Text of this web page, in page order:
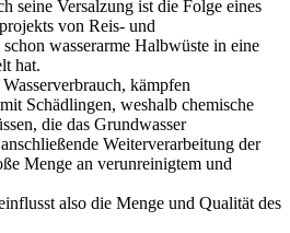
seine Versalzung ist die Folge eines
von Reis- und
wasserarme Halbwüste in eine
hat.
kämpfen
Schädlingen, weshalb chemische
die das Grundwasser
Weiterverarbeitung der
Menge an verunreinigtem und
also die Menge und Qualität des